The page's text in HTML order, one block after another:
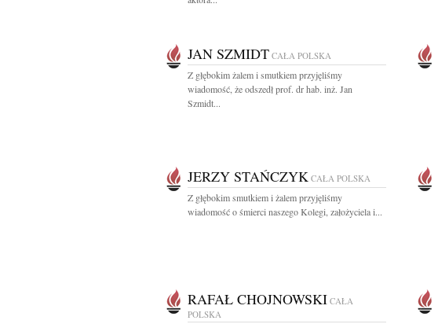
JAN SZMIDT CAŁA POLSKA
Z głębokim żalem i smutkiem przyjęliśmy
wiadomość, że odszedł prof. dr hab. inż. Jan
Szmidt...
JERZY STAŃCZYK CAŁA POLSKA
Z głębokim smutkiem i żalem przyjęliśmy
wiadomość o śmierci naszego Kolegi, założyciela i...
RAFAŁ CHOJNOWSKI CAŁA
POLSKA